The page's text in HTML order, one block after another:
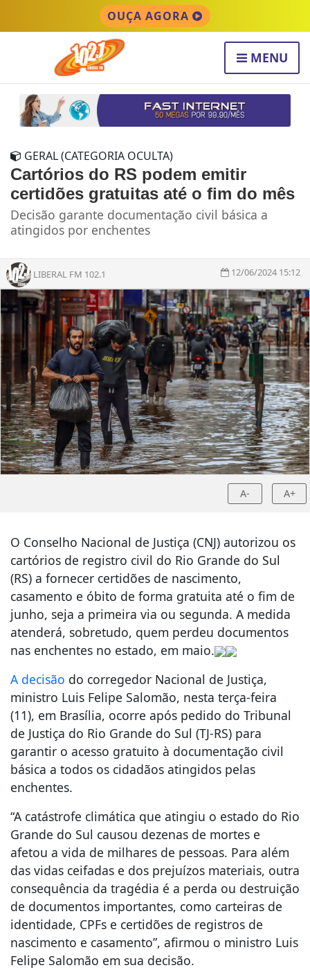
OUÇA AGORA
MENU
GERAL (CATEGORIA OCULTA)
Cartórios do RS podem emitir
certidões gratuitas até o fim do mês
Decisão garante documentação civil básica a
atingidos por enchentes
LIBERAL FM 102.1 12/06/2024 15:12
A- A+
O Conselho Nacional de Justiça (CNJ) autorizou os
cartórios de registro civil do Rio Grande do Sul
(RS) a fornecer certidões de nascimento,
casamento e óbito de forma gratuita até o fim de
junho, seja a primeira via ou segunda. A medida
atenderá, sobretudo, quem perdeu documentos
nas enchentes no estado, em maio.
A decisão do corregedor Nacional de Justiça,
ministro Luis Felipe Salomão, nesta terça-feira
(11), em Brasília, ocorre após pedido do Tribunal
de Justiça do Rio Grande do Sul (TJ-RS) para
garantir o acesso gratuito à documentação civil
básica a todos os cidadãos atingidos pelas
enchentes.
“A catástrofe climática que atingiu o estado do Rio
Grande do Sul causou dezenas de mortes e
afetou a vida de milhares de pessoas. Para além
das vidas ceifadas e dos prejuízos materiais, outra
consequência da tragédia é a perda ou destruição
de documentos importantes, como carteiras de
identidade, CPFs e certidões de registros de
nascimento e casamento”, afirmou o ministro Luis
Felipe Salomão em sua decisão.